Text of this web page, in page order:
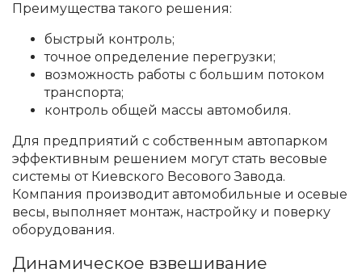
Преимущества такого решения:
быстрый контроль;
точное определение перегрузки;
возможность работы с большим потоком
транспорта;
контроль общей массы автомобиля.
Для предприятий с собственным автопарком
эффективным решением могут стать весовые
системы от Киевского Весового Завода.
Компания производит автомобильные и осевые
весы, выполняет монтаж, настройку и поверку
оборудования.
Динамическое взвешивание